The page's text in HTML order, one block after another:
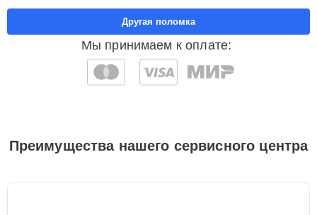
Мы принимаем к оплате:
Другая поломка
Преимущества нашего сервисного центра